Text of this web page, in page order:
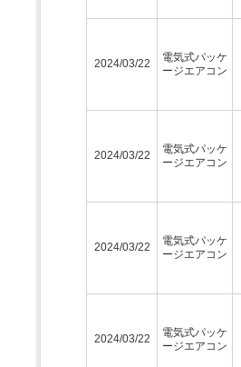
2024/03/22
電気式パッケ
ージエアコン
2024/03/22
電気式パッケ
ージエアコン
2024/03/22
電気式パッケ
ージエアコン
2024/03/22
電気式パッケ
ージエアコン